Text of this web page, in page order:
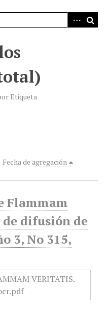
Etiqueta
Fecha de agregación
Flammam
difusión de
3, No 315,